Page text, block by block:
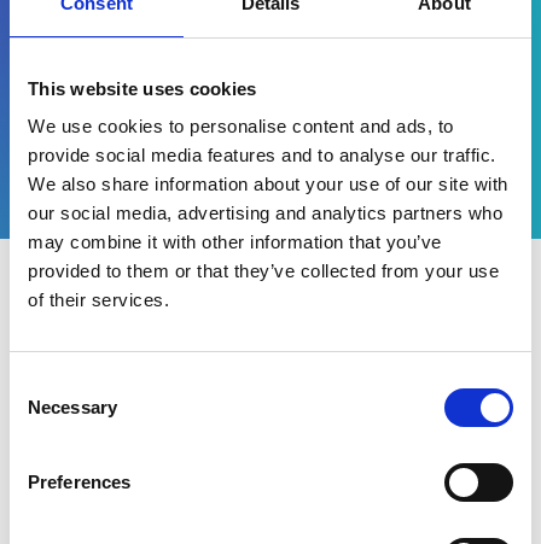
This website uses cookies
We use cookies to personalise content and ads, to
provide social media features and to analyse our traffic.
We also share information about your use of our site with
our social media, advertising and analytics partners who
may combine it with other information that you’ve
provided to them or that they’ve collected from your use
of their services.
Selection
Necessary
Preferences
des informations marketing de la part d'Esker*
Voir le replay
des Universités des Achats, événement
phare de la fonction Achats organisé par le